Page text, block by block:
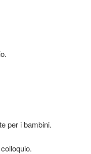
per i bambini.